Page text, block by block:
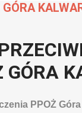
GÓRA
PPOŻ